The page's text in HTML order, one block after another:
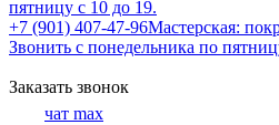
пятницу с 10 до 19.
+7 (901) 407-47-96Мастерская:
Звонить с понедельника по
Заказать звонок
чат max